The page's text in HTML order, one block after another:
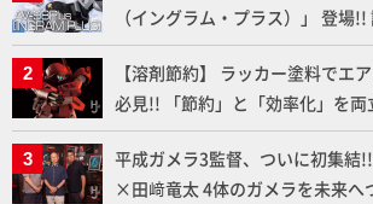
（イングラム・プラス）」 登場
細部のディテールアップやハン
的なシーンを再現!!
【溶剤節約】 ラッカー塗料でエ
必見!! 「節約」と「効率化」を
「カートリッジ式エアーブラシ
地を「HG ブルーティッシュドッ
平成ガメラ3監督、ついに初集
×田﨑竜太 4体のガメラを未来へ